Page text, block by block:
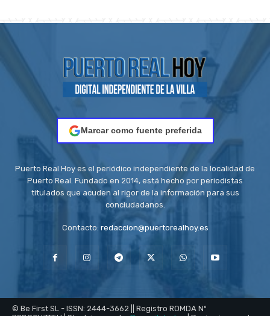
Marcar como fuente preferida
Puerto Real Hoy es el periódico independiente de la localidad de
Puerto Real. Fundado en 2014, está hecho por periodistas
titulados que acuden al rigor de la información para sus
conciudadanos.
Contacto: redaccion@puertorealhoy.es
© Be First SL - ISSN: 2444-3662 || Registro ROMDA Nº